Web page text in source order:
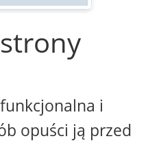
i
opuści ją przed